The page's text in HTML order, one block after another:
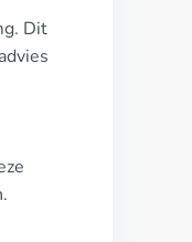
Dit